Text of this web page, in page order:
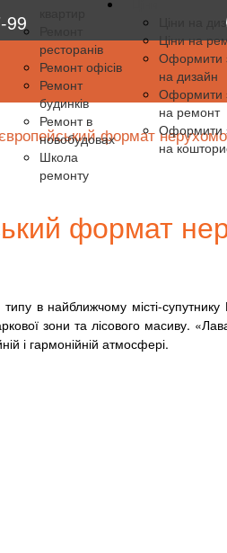
99
ресторанів
Ремонт офісів
Ремонт
будинків
Ремонт в
новобудовах
Школа
ремонту
Ціни на
Ціни на
Оформити
на дизайн
Оформити
на ремонт
Оформити
на
формат
формат
в найближчому місті-
зони та лісового масиву.
і гармонійній атмосфері.